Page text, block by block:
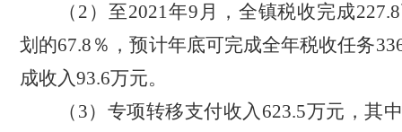
（ 2）至2021年9月，全镇税收完成
划的67.8％，预计年底可完成全年税收任务
成收入93.6万元。
（ 3）专项转移支付收入623.5万元，其